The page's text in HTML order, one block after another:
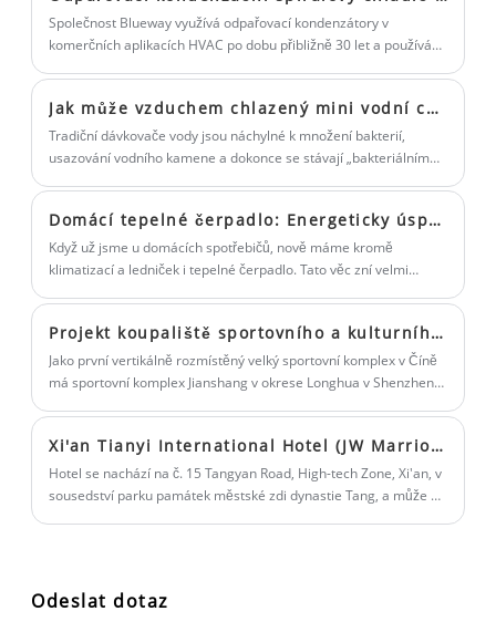
dodání.
schopnost a trvanlivost zařízení a
společně hledáme agenta, který vyvine
automatického balicího stroje od nás.
Aby byla zachována delikátní rovnováha regulace vlhkosti a
řízení teploty vzduchu a vody pro maximální pohodlí za nejnižší
čerpadla bazénu.
Společnost Blueway využívá odpařovací kondenzátory v
komerčních aplikacích HVAC po dobu přibližně 30 let a používá
na energii.
Jak může vzduchem chlazený mini vodní chladič chránit zdraví rodiny?
Tradiční dávkovače vody jsou náchylné k množení bakterií,
usazování vodního kamene a dokonce se stávají „bakteriálním
technologii se nový vzduchem chlazený mini dávkovač vody
stává ideální volbou pro zdravou pitnou vodu pro rodiny.
Domácí tepelné čerpadlo: Energeticky úsporný kouzelný nástroj pro budoucí rodiny
Když už jsme u domácích spotřebičů, nově máme kromě
klimatizací a ledniček i tepelné čerpadlo. Tato věc zní velmi
energií“ přinést do našeho života.
Projekt koupaliště sportovního a kulturního centra Blueway: Sportovní komplex Jianshang, okres Longhua, Shenzhen
Jako první vertikálně rozmístěný velký sportovní komplex v Číně
má sportovní komplex Jianshang v okrese Longhua v Shenzhenu
Xi'an Tianyi International Hotel (JW Marriott Hotel Xi'an High-Tech Zone)
Hotel se nachází na č. 15 Tangyan Road, High-tech Zone, Xi'an, v
sousedství parku památek městské zdi dynastie Tang, a může se
Odeslat dotaz